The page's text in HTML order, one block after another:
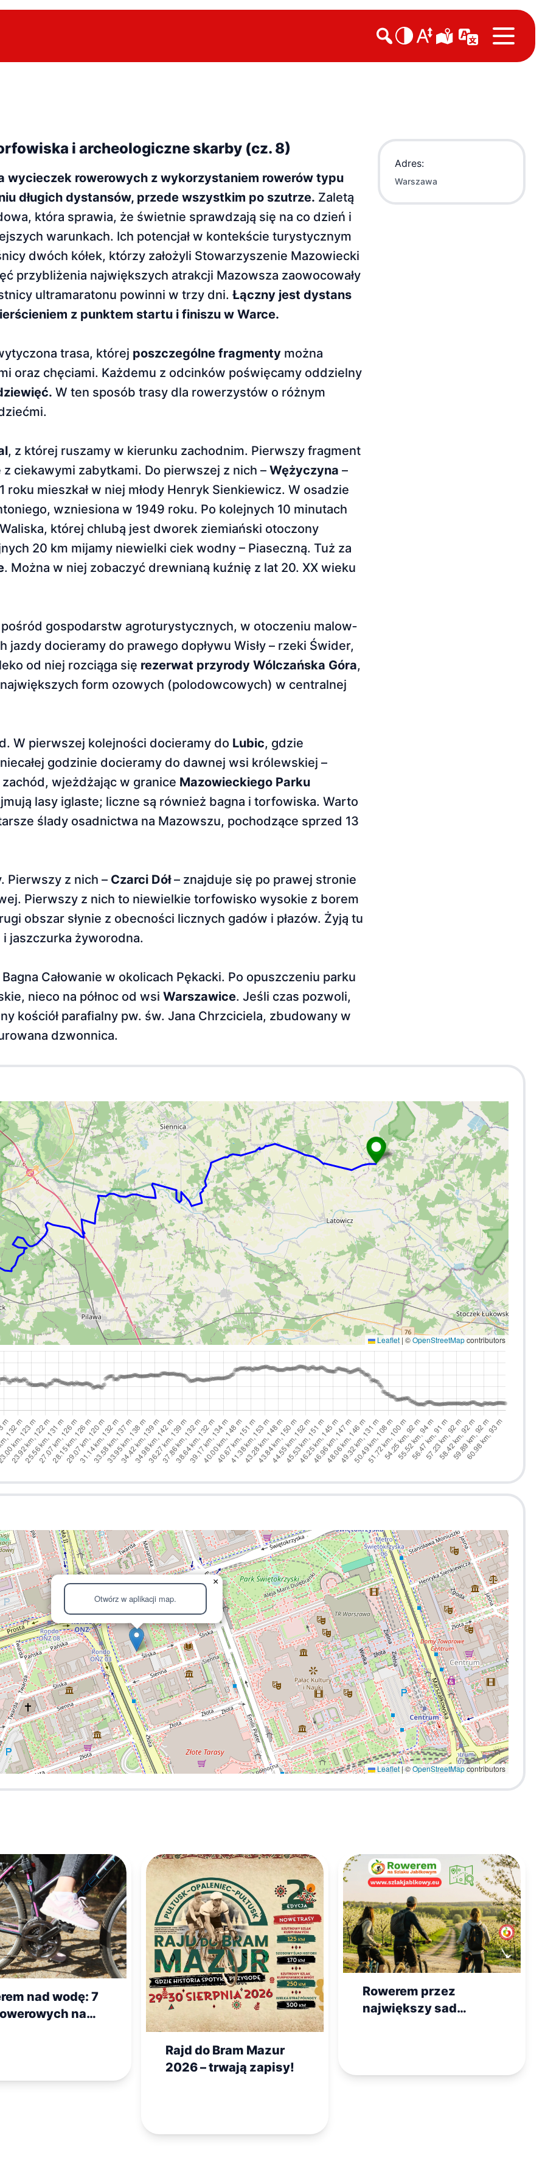

i archeologiczne skarby (cz. 8)
wycieczek rowerowych z wykorzystaniem rowerów typu
długich dystansów, przede wszystkim po szutrze. Zaletą
która sprawia, że świetnie sprawdzają się na co dzień i
warunkach. Ich potencjał w kontekście turystycznym
dwóch kółek, którzy założyli Stowarzyszenie Mazowiecki
przybliżenia największych atrakcji Mazowsza zaowocowały
ultramaratonu powinni w trzy dni. Łączny jest dystans
z punktem startu i finiszu w Warce.
trasa, której poszczególne fragmenty można
oraz chęciami. Każdemu z odcinków poświęcamy oddzielny
W ten sposób trasy dla rowerzystów o różnym
, z której ruszamy w kierunku zachodnim. Pierwszy fragment
ciekawymi zabytkami. Do pierwszej z nich – Wężyczyna –
mieszkał w niej młody Henryk Sienkiewicz. W osadzie
wzniesiona w 1949 roku. Po kolejnych 10 minutach
której chlubą jest dworek ziemiański oto­czony
20 km mijamy niewielki ciek wodny – Piaseczną. Tuż za
. Można w niej zobaczyć drewnianą kuźnię z lat 20. XX wieku
gospodarstw agro­turystycznych, w otoczeniu malow­
jazdy docieramy do prawego dopływu Wisły – rzeki Świder,
od niej rozciąga się rezerwat przyrody Wólczańska Góra,
form ozowych (po­lodowcowych) w centralnej
W pierwszej kolejności docieramy do Lubic, gdzie
godzinie docieramy do dawnej wsi królewskiej –
wjeżdżając w granice Mazowieckiego Parku
lasy iglaste; liczne są również bagna i torfowiska. Warto
ślady osadnictwa na Mazowszu, pochodzące sprzed 13
Pierwszy z nich – Czarci Dół– znajduje się po prawej stronie
Pierwszy z nich to niewielkie torfowisko wysokie z bo­rem
obszar słynie z obecności licz­nych gadów i płazów. Żyją tu
jaszczurka żyworodna.
Całowanie w okolicach Pękacki. Po opuszczeniu parku
nieco na północ od wsi Warszawice. Jeśli czas pozwoli,
kościół parafialny pw. św. Jana Chrzciciela, zbudowany w
dzwonnica.
Adres:
Warszawa
Leaflet | ©OpenStreetMapcontributors
Otwórz w aplikacji map.
×
Leaflet|©OpenStreetMapcontributors
nad wodę: 7
na
Rajd do Bram Mazur
2026 – trwają zapisy!
Rowerem przez
największy sad